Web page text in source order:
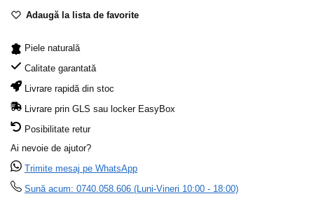
Adaugă la lista de favorite
Piele naturală
Calitate garantată
Livrare rapidă din stoc
Livrare prin GLS sau locker EasyBox
Posibilitate retur
Ai nevoie de ajutor?
Trimite mesaj pe WhatsApp
Sună acum: 0740.058.606 (Luni-Vineri 10:00 - 18:00)